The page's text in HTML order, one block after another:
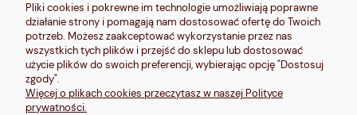
604 680 566,
kontakt@makalele.pl;makalele@poczta.fm
Adres rejestrowy:
ul. Bartycka 63A/32
00-716 Warszawa
NIP: 6621635689
Pliki cookies i pokrewne im technologie umożliwiają poprawne
działanie strony i pomagają nam dostosować ofertę do Twoich
potrzeb. Możesz zaakceptować wykorzystanie przez nas
wszystkich tych plików i przejść do sklepu lub dostosować
użycie plików do swoich preferencji, wybierając opcję "Dostosuj
zgody".
Więcej o plikach cookies przeczytasz w naszej Polityce
prywatności.